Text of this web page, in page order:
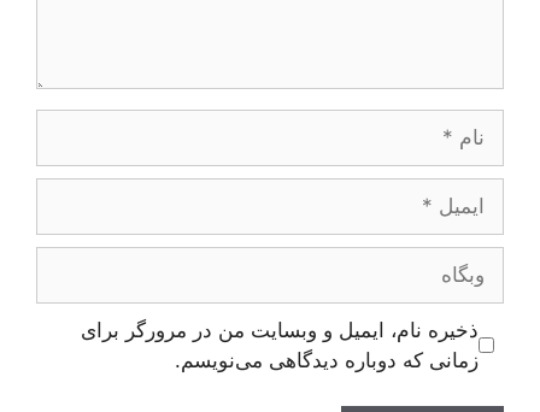
وبگاه
ذخیره نام، ایمیل و وبسایت من در مرورگر برای
زمانی که دوباره دیدگاهی می‌نویسم.